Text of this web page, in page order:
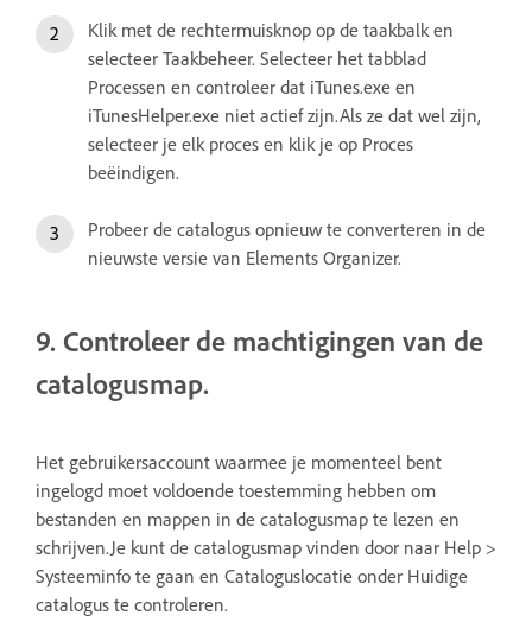
Klik met de rechtermuisknop op de taakbalk en
selecteer Taakbeheer. Selecteer het tabblad
Processen en controleer dat iTunes.exe en
iTunesHelper.exe niet actief zijn.Als ze dat wel zijn,
selecteer je elk proces en klik je op Proces
beëindigen.
Probeer de catalogus opnieuw te converteren in de
nieuwste versie van Elements Organizer.
9. Controleer de machtigingen van de
catalogusmap.
Het gebruikersaccount waarmee je momenteel bent
ingelogd moet voldoende toestemming hebben om
bestanden en mappen in de catalogusmap te lezen en
schrijven.Je kunt de catalogusmap vinden door naar Help >
Systeeminfo te gaan en Cataloguslocatie onder Huidige
catalogus te controleren.